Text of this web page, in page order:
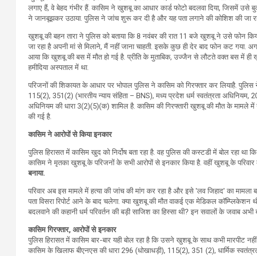
लगाए हैं, वे बेहद गंभीर हैं. कासिम ने खुशबू का आधार कार्ड फोटो बदलवा दिया, जिसमें उसे
ने जानबूझकर उठाया. पुलिस ने जांच शुरू कर दी है और यह पता लगाने की कोशिश की जा
खुशबू की बहन तारा ने पुलिस को बताया कि 8 नवंबर की रात 11 बजे खुशबू ने उसे फोन
जा रहा है अपनी मां से मिलाने, मैं नहीं जाना चाहती. इसके कुछ ही देर बाद फोन कट गया.
आया कि खुशबू की बस में मौत हो गई है. प्रीति के मुताबिक, उज्जैन से लौटते वक्त बस में ही
हमीदिया अस्पताल में था.
परिजनों की शिकायत के आधार पर भोपाल पुलिस ने कासिम को गिरफ्तार कर लियाहै.
115(2), 351(2) (भारतीय न्याय संहिता – BNS), मध्य प्रदेश धर्म स्वतंत्रता अधिनियम,
अधिनियम की धारा 3(2)(5)(क) शामिल है. कासिम की गिरफ्तारी खुशबू की मौत के मामले में
की गई है.
कासिम ने आरोपों से किया इनकार
पुलिस हिरासत में कासिम खुद को निर्दोष बता रहा है. वह पुलिस की कस्टडी में बोल रहा था
कासिम ने मृतका खुशबू के परिजनों के सभी आरोपों से इनकार किया है. वहीं खुशबू के
बनाया.
परिवार अब इस मामले में हत्या की जांच की मांग कर रहा है और इसे 'लव जिहाद' का मामला
पता विसरा रिपोर्ट आने के बाद चलेगा. क्या खुशबू की मौत वाकई एक मेडिकल
बदलवाने की कहानी धर्म परिवर्तन की बड़ी साजिश का हिस्सा थी? इन सवालों के जवाब अभी
कासिम गिरफ्तार, आरोपों से इनकार
पुलिस हिरासत में कासिम बार-बार यही बोल रहा है कि उसने खुशबू के साथ कभी मारपीट
कासिम के खिलाफ बीएनएस की धारा 296 (धोखाधड़ी), 115(2), 351 (2), धार्मिक